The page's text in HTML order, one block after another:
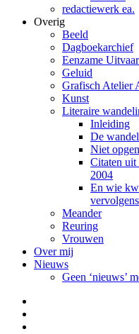
redactiewerk ea.
Overig
Beeld
Dagboekarchief
Eenzame
Geluid
Grafisch Atelier
Kunst
Literaire
Inleiding
De
Niet
Citaten uit
2004
En wie
Meander
Reuring
Vrouwen
Over mij
Nieuws
Geen ‘nieuws’